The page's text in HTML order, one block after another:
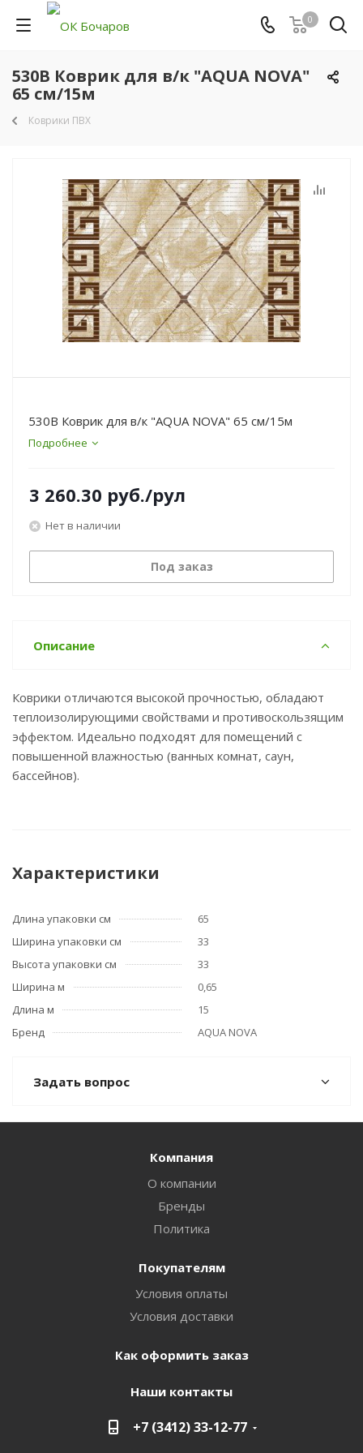
0
530B Коврик для в/к "AQUA NOVA"
65 см/15м
Коврики ПВХ
530B Коврик для в/к "AQUA NOVA" 65 см/15м
Подробнее
3 260.30 руб./рул
Нет в наличии
Под заказ
Описание
Коврики отличаются высокой прочностью, обладают
теплоизолирующими свойствами и противоскользящим
эффектом. Идеально подходят для помещений с
повышенной влажностью (ванных комнат, саун,
бассейнов).
Характеристики
Длина упаковки см
65
Ширина упаковки см
33
Высота упаковки см
33
Ширина м
0,65
Длина м
15
Бренд
AQUA NOVA
Задать вопрос
Компания
О компании
Бренды
Политика
Покупателям
Условия оплаты
Условия доставки
Как оформить заказ
Наши контакты
+7 (3412) 33-12-77